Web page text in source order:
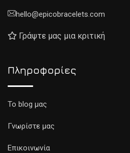
hello@epicobracelets.com
Γράψτε μας μια κριτική
Πληροφορίες
To blog μας
Γνωρίστε μας
Επικοινωνία